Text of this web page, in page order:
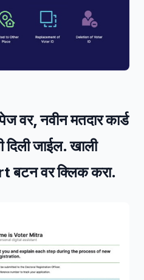
वर, नवीन मतदार कार्ड
दिली जाईल. खाली
बटन वर क्लिक करा.